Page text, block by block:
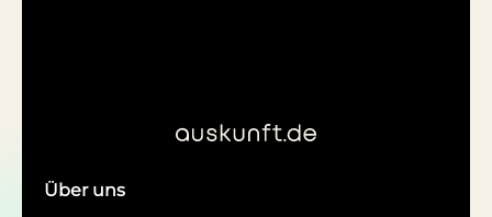
Über uns